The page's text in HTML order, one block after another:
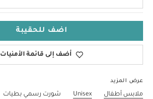
اضف للحقيبة
أضف إلى قائمة الأمنيات
عرض المزيد
ملابس أطفال Unisex شورت رسمي بطيات